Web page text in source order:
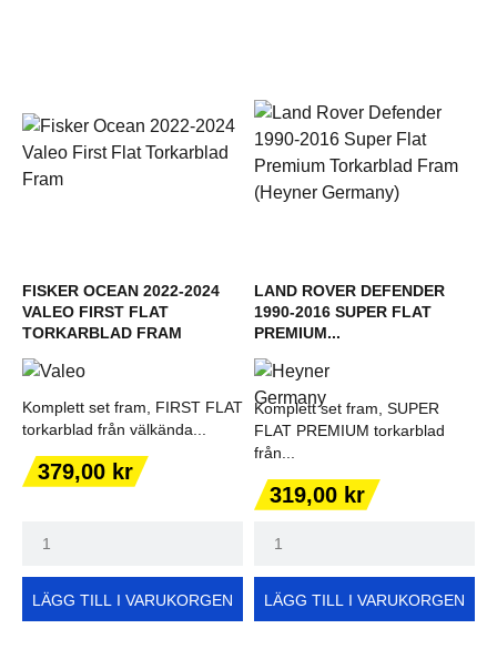
FISKER OCEAN 2022-2024
VALEO FIRST FLAT
TORKARBLAD FRAM
Komplett set fram, FIRST FLAT
torkarblad från välkända...
Pris
379,00 kr
LÄGG TILL I VARUKORGEN
LAND ROVER DEFENDER
1990-2016 SUPER FLAT
PREMIUM...
Komplett set fram, SUPER
FLAT PREMIUM torkarblad
från...
Pris
319,00 kr
LÄGG TILL I VARUKORGEN